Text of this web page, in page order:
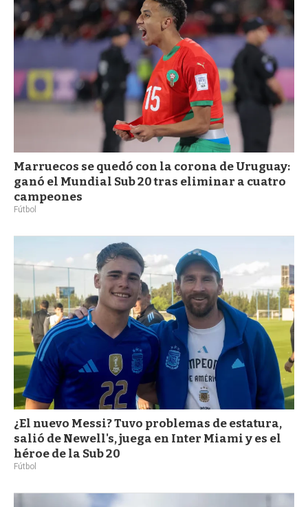
Marruecos se quedó con la corona de Uruguay:
ganó el Mundial Sub 20 tras eliminar a cuatro
campeones
Fútbol
¿El nuevo Messi? Tuvo problemas de estatura,
salió de Newell's, juega en Inter Miami y es el
héroe de la Sub 20
Fútbol